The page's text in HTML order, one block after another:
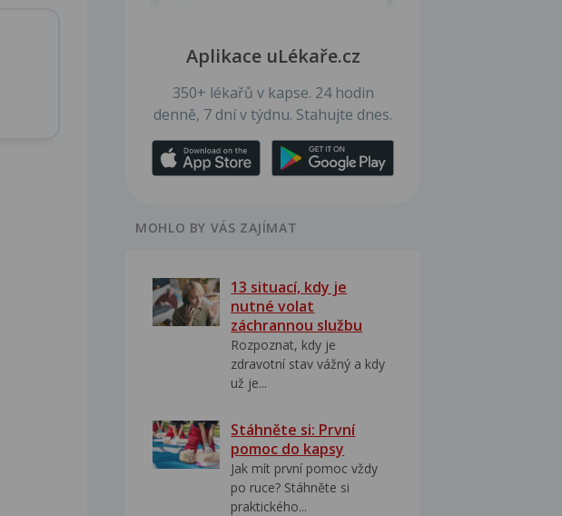
Aplikace uLékaře.cz
350+ lékařů v kapse. 24 hodin
denně, 7 dní v týdnu. Stahujte dnes.
MOHLO BY VÁS ZAJÍMAT
13 situací, kdy je
nutné volat
záchrannou službu
Rozpoznat, kdy je
zdravotní stav vážný a kdy
už je...
Stáhněte si: První
pomoc do kapsy
Jak mít první pomoc vždy
po ruce? Stáhněte si
praktického...